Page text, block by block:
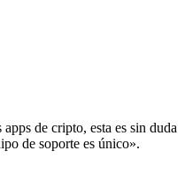
de cripto, esta es sin duda
de soporte es único».